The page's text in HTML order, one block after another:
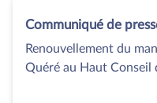
Communiqué de
Renouvellement du
Quéré au Haut Conseil